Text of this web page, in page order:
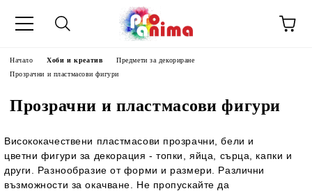
Начало Хоби и креатив
Предмети за декориране
Прозрачни и пластмасови фигури
Прозрачни и пластмасови фигури
Висококачествени пластмасови прозрачни, бели и
цветни фигури за декорация - топки, яйца, сърца, капки и
други. Разнообразие от форми и размери. Различни
възможности за окачване. Не пропускайте да